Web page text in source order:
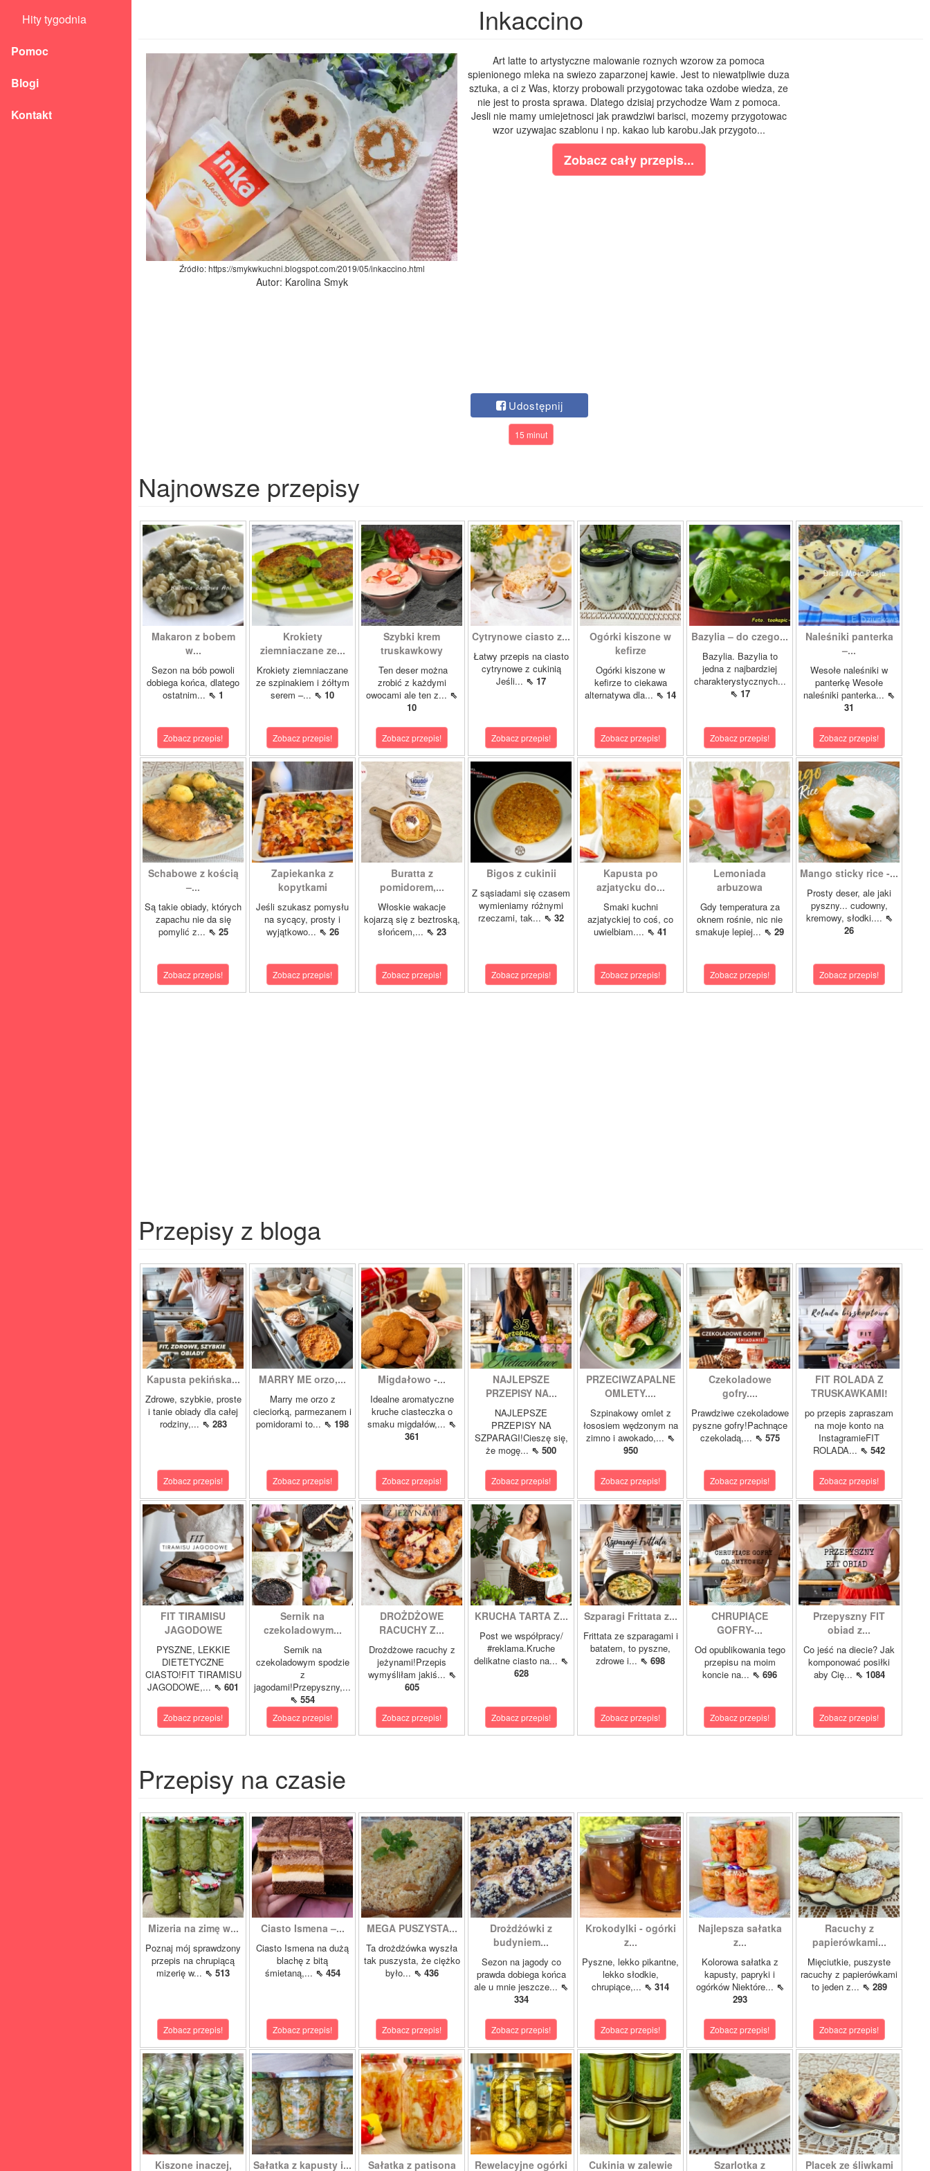
Hity tygodnia
Pomoc
Blogi
Kontakt
Inkaccino
Źródło: https://smykwkuchni.blogspot.com/2019/05/inkaccino.html
Autor: Karolina Smyk
Art latte to artystyczne malowanie roznych wzorow za pomoca
spienionego mleka na swiezo zaparzonej kawie. Jest to niewatpliwie duza
sztuka, a ci z Was, ktorzy probowali przygotowac taka ozdobe wiedza, ze
nie jest to prosta sprawa. Dlatego dzisiaj przychodze Wam z pomoca.
Jesli nie mamy umiejetnosci jak prawdziwi barisci, mozemy przygotowac
wzor uzywajac szablonu i np. kakao lub karobu.Jak przygoto...
Zobacz cały przepis...
Udostępnij
15 minut
Najnowsze przepisy
Makaron z bobem
w...
Sezon na bób powoli
dobiega końca, dlatego
ostatnim... ⇖ 1
Zobacz przepis!
Krokiety
ziemniaczane ze...
Krokiety ziemniaczane
ze szpinakiem i żółtym
serem –... ⇖ 10
Zobacz przepis!
Szybki krem
truskawkowy
Ten deser można
zrobić z każdymi
owocami ale ten z... ⇖
10
Zobacz przepis!
Cytrynowe ciasto z...
Łatwy przepis na ciasto
cytrynowe z cukinią
Jeśli... ⇖ 17
Zobacz przepis!
Ogórki kiszone w
kefirze
Ogórki kiszone w
kefirze to ciekawa
alternatywa dla... ⇖ 14
Zobacz przepis!
Bazylia – do czego...
Bazylia. Bazylia to
jedna z najbardziej
charakterystycznych...
⇖ 17
Zobacz przepis!
Naleśniki panterka
–...
Wesołe naleśniki w
panterkę Wesołe
naleśniki panterka... ⇖
31
Zobacz przepis!
Schabowe z kością
–...
Są takie obiady, których
zapachu nie da się
pomylić z... ⇖ 25
Zobacz przepis!
Zapiekanka z
kopytkami
Jeśli szukasz pomysłu
na sycący, prosty i
wyjątkowo... ⇖ 26
Zobacz przepis!
Buratta z
pomidorem,...
Włoskie wakacje
kojarzą się z beztroską,
słońcem,... ⇖ 23
Zobacz przepis!
Bigos z cukinii
Z sąsiadami się czasem
wymieniamy różnymi
rzeczami, tak... ⇖ 32
Zobacz przepis!
Kapusta po
azjatycku do...
Smaki kuchni
azjatyckiej to coś, co
uwielbiam.... ⇖ 41
Zobacz przepis!
Lemoniada
arbuzowa
Gdy temperatura za
oknem rośnie, nic nie
smakuje lepiej... ⇖ 29
Zobacz przepis!
Mango sticky rice -...
Prosty deser, ale jaki
pyszny... cudowny,
kremowy, słodki.... ⇖
26
Zobacz przepis!
Przepisy z bloga
Kapusta pekińska...
Zdrowe, szybkie, proste
i tanie obiady dla całej
rodziny,... ⇖ 283
Zobacz przepis!
MARRY ME orzo,...
Marry me orzo z
cieciorką, parmezanem i
pomidorami to... ⇖ 198
Zobacz przepis!
Migdałowo -...
Idealne aromatyczne
kruche ciasteczka o
smaku migdałów,... ⇖
361
Zobacz przepis!
NAJLEPSZE
PRZEPISY NA...
NAJLEPSZE
PRZEPISY NA
SZPARAGI!Cieszę się,
że mogę... ⇖ 500
Zobacz przepis!
PRZECIWZAPALNE
OMLETY....
Szpinakowy omlet z
łososiem wędzonym na
zimno i awokado,... ⇖
950
Zobacz przepis!
Czekoladowe
gofry....
Prawdziwe czekoladowe
pyszne gofry!Pachnące
czekoladą,... ⇖ 575
Zobacz przepis!
FIT ROLADA Z
TRUSKAWKAMI!
po przepis zapraszam
na moje konto na
InstagramieFIT
ROLADA... ⇖ 542
Zobacz przepis!
FIT TIRAMISU
JAGODOWE
PYSZNE, LEKKIE
DIETETYCZNE
CIASTO!FIT TIRAMISU
JAGODOWE,... ⇖ 601
Zobacz przepis!
Sernik na
czekoladowym...
Sernik na
czekoladowym spodzie
z
jagodami!Przepyszny,...
⇖ 554
Zobacz przepis!
DROŻDŻOWE
RACUCHY Z...
Drożdżowe racuchy z
jeżynami!Przepis
wymyśliłam jakiś... ⇖
605
Zobacz przepis!
KRUCHA TARTA Z...
Post we współpracy/
#reklama.Kruche
delikatne ciasto na... ⇖
628
Zobacz przepis!
Szparagi Frittata z...
Frittata ze szparagami i
batatem, to pyszne,
zdrowe i... ⇖ 698
Zobacz przepis!
CHRUPIĄCE
GOFRY-...
Od opublikowania tego
przepisu na moim
koncie na... ⇖ 696
Zobacz przepis!
Przepyszny FIT
obiad z...
Co jeść na diecie? Jak
komponować posiłki
aby Cię... ⇖ 1084
Zobacz przepis!
Przepisy na czasie
Mizeria na zimę w...
Poznaj mój sprawdzony
przepis na chrupiącą
mizerię w... ⇖ 513
Zobacz przepis!
Ciasto Ismena –...
Ciasto Ismena na dużą
blachę z bitą
śmietaną,... ⇖ 454
Zobacz przepis!
MEGA PUSZYSTA...
Ta drożdżówka wyszła
tak puszysta, że ciężko
było... ⇖ 436
Zobacz przepis!
Drożdżówki z
budyniem...
Sezon na jagody co
prawda dobiega końca
ale u mnie jeszcze... ⇖
334
Zobacz przepis!
Krokodylki - ogórki
z...
Pyszne, lekko pikantne,
lekko słodkie,
chrupiące,... ⇖ 314
Zobacz przepis!
Najlepsza sałatka
z...
Kolorowa sałatka z
kapusty, papryki i
ogórków Niektóre... ⇖
293
Zobacz przepis!
Racuchy z
papierówkami...
Mięciutkie, puszyste
racuchy z papierówkami
to jeden z... ⇖ 289
Zobacz przepis!
Kiszone inaczej, Sałatka z kapusty i... Sałatka z patisona Rewelacyjne ogórki Cukinia w zalewie Szarlotka z Placek ze śliwkami